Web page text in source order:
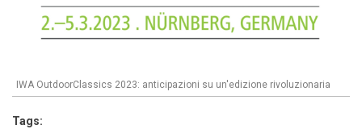
IWA OutdoorClassics 2023: anticipazioni su un'edizione rivoluzionaria
Tags: